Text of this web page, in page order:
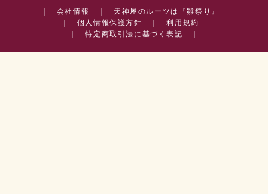
会社情報
天神屋のルーツは『雛祭り』
個人情報保護方針 ｜利用規約
｜特定商取引法に基づく表記